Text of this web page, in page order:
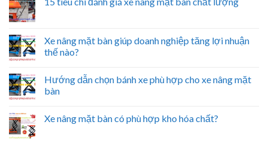
Xe nâng mặt bàn giúp doanh nghiệp tăng lợi nhuận
thế nào?
Hướng dẫn chọn bánh xe phù hợp cho xe nâng mặt
bàn
Xe nâng mặt bàn có phù hợp kho hóa chất?